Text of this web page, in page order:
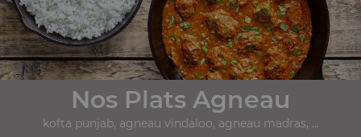
Nos Plats Agneau
kofta punjab, agneau vindaloo, agneau madras, ...